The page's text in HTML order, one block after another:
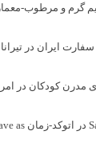
گرم و مرطوب-
ایران در
مدرن کودکان در